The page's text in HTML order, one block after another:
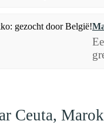
Ceuta,